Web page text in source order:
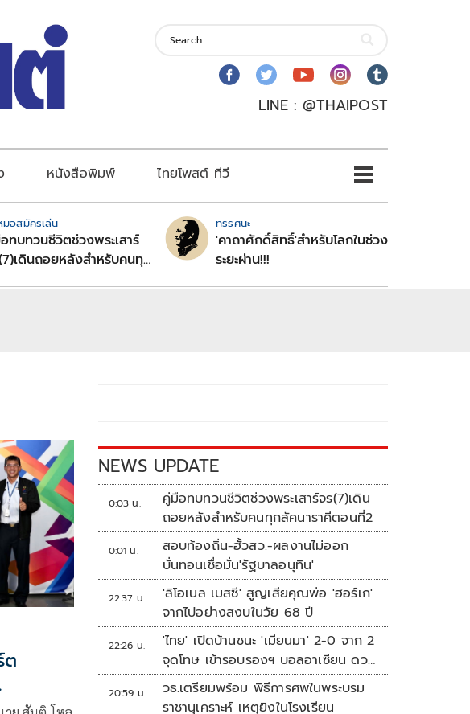
LINE : @THAIPOST
หนังสือพิมพ์ ไทยโพสต์ ทีวี
มอสมัครเล่น
ทบทวนชีวิตช่วงพระเสาร์
เดินถอยหลังสำหรับคนทุก
ทรรศนะ
'คาถาศักดิ์สิทธิ์'สำหรับโลกในช่วง
ระยะผ่าน!!!
ต
NEWS UPDATE
0:03 น.
คู่มือทบทวนชีวิตช่วงพระเสาร์จร(7)เดิน
ถอยหลังสำหรับคนทุกลัคนาราศีตอนที่2
0:01 น.
สอบท้องถิ่น-ฮั้วสว.-ผลงานไม่ออก
บั่นทอนเชื่อมั่น'รัฐบาลอนุทิน'
22:37 น.
'ลิโอเนล เมสซี' สูญเสียคุณพ่อ 'ฮอร์เก'
จากไปอย่างสงบในวัย 68 ปี
22:26 น.
'ไทย' เปิดบ้านชนะ 'เมียนมา' 2-0 จาก 2
จุดโทษ เข้ารอบรองฯ บอลอาเซียน ดวล
'สิงคโปร์'
20:59 น.
วธ.เตรียมพร้อม พิธีการศพในพระบรม
ราชานุเคราะห์ เหตุยิงในโรงเรียน